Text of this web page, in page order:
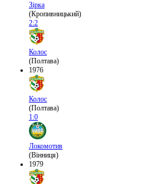
Зірка
(Кропивницький)
2:2
Колос
(Полтава)
1976
Колос
(Полтава)
1:0
Локомотив
(Вінниця)
1979